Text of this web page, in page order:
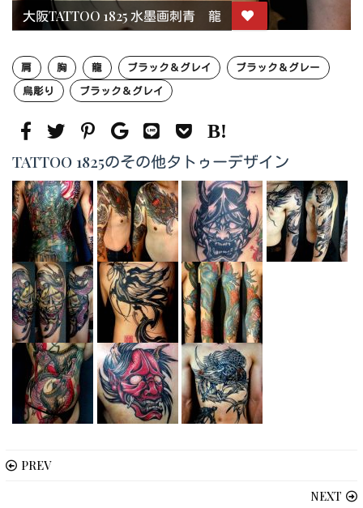
大阪TATTOO 1825 水墨画刺青 龍
肩 胸 龍 ブラック＆グレイ
ブラック＆グレー
烏彫り
ブラック＆グレイ
TATTOO 1825のその他タトゥーデザイン
PREV
NEXT